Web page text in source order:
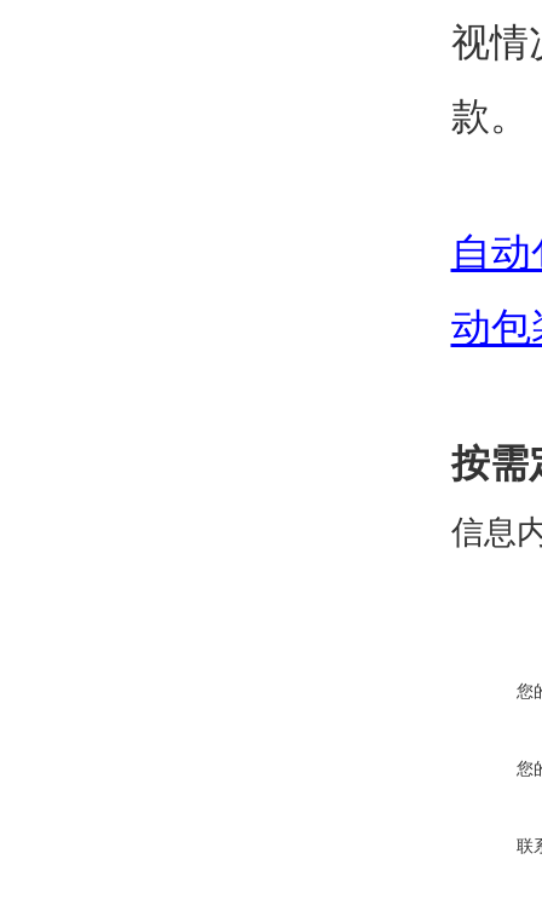
视情
款。
自
动包
按需
信息
您
您
联